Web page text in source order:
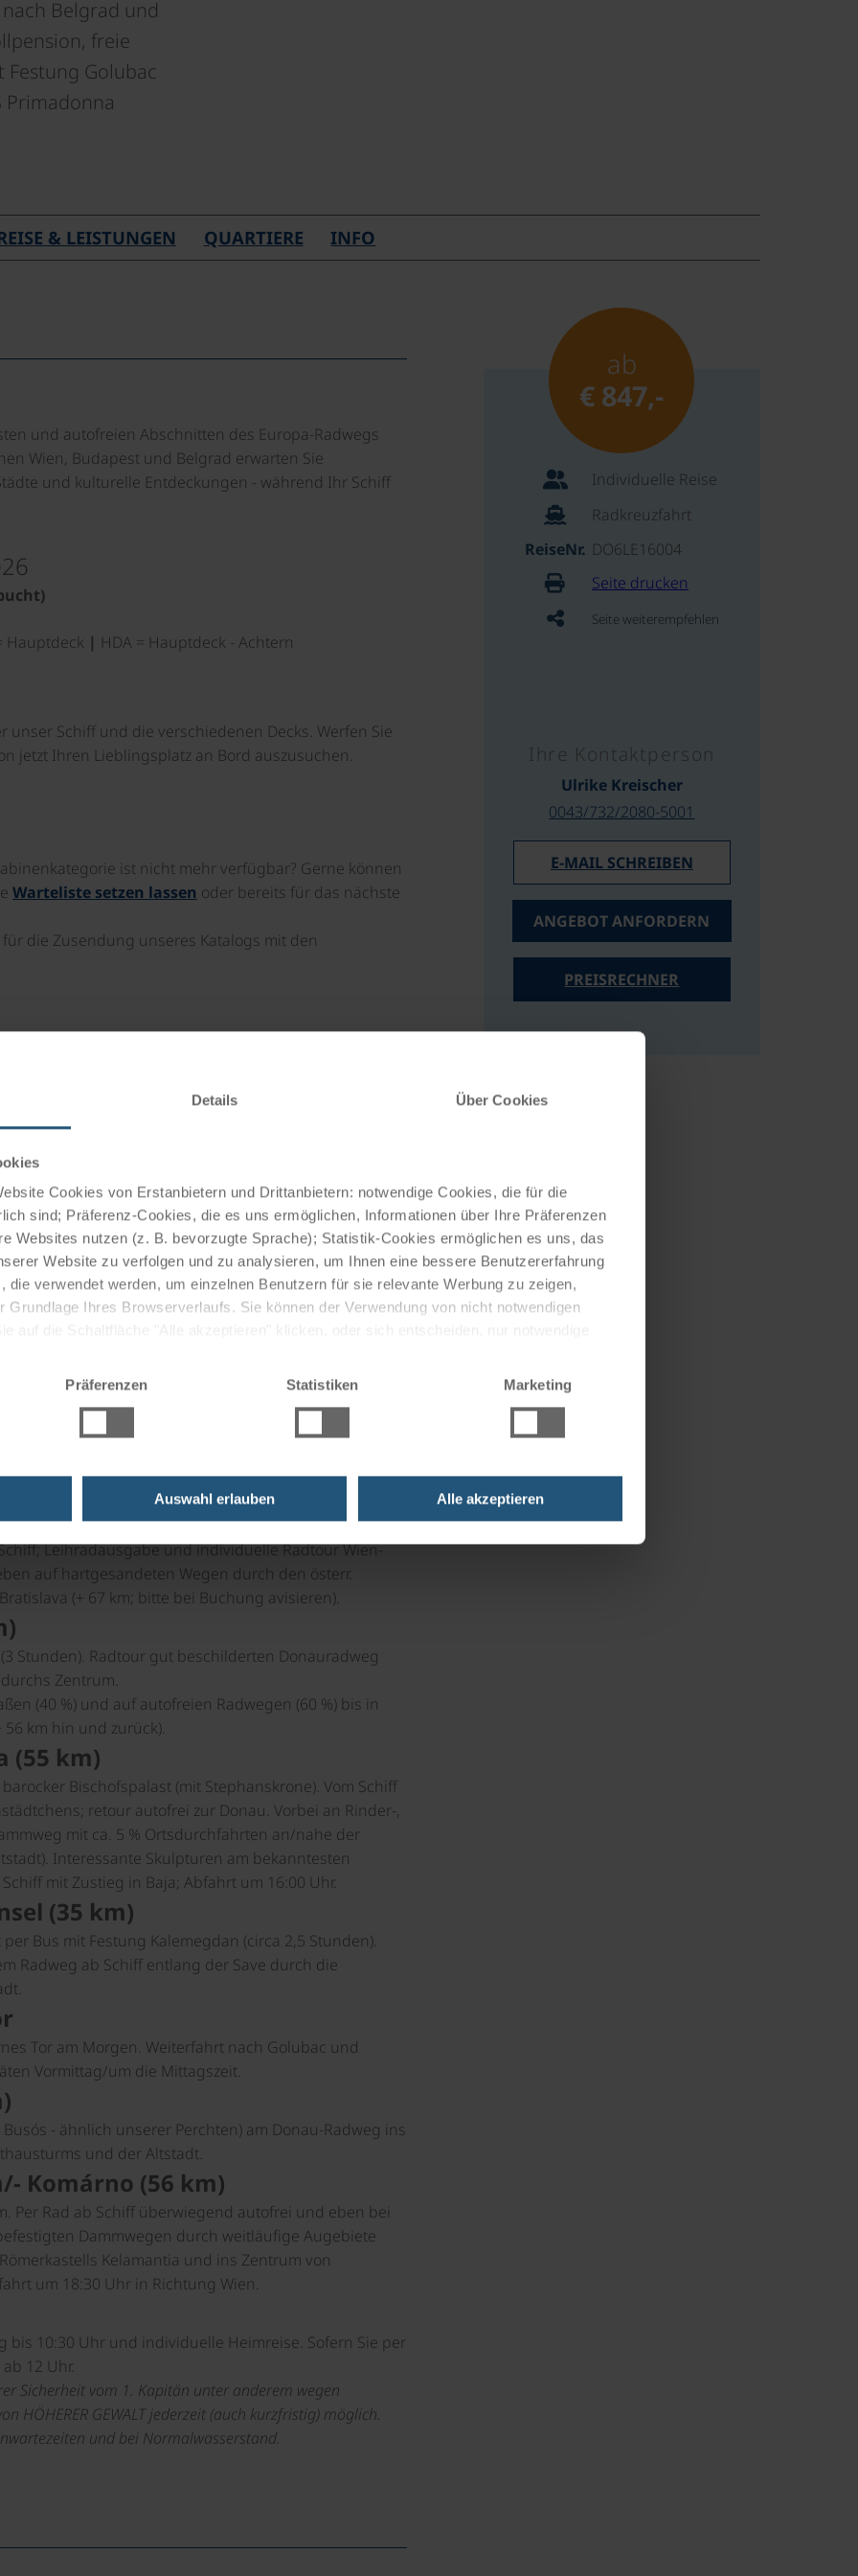
Details Über Cookies
Cookies von Erstanbietern und Drittanbietern: notwendige Cookies, die für die
sind; Präferenz-Cookies, die es uns ermöglichen, Informationen über Ihre Präferenzen
Websites nutzen (z. B. bevorzugte Sprache); Statistik-Cookies ermöglichen es uns, das
Website zu verfolgen und zu analysieren, um Ihnen eine bessere Benutzererfahrung
die verwendet werden, um einzelnen Benutzern für sie relevante Werbung zu zeigen,
Grundlage Ihres Browserverlaufs. Sie können der Verwendung von nicht notwendigen
Präferenzen Statistiken Marketing
Auswahl erlauben Alle akzeptieren
Belgrad und
freie
Golubac
& LEISTUNGEN QUARTIERE INFO
und autofreien Abschnitten des Europa-Radwegs
Wien, Budapest und Belgrad erwarten Sie
und kulturelle Entdeckungen - während Ihr Schiff
Hauptdeck | HDA = Hauptdeck - Achtern
Schiff und die verschiedenen Decks. Werfen Sie
jetzt Ihren Lieblingsplatz an Bord auszusuchen.
ist nicht mehr verfügbar? Gerne können
Warteliste setzen lassen oder bereits für das nächste
die Zusendung unseres Katalogs mit den
Serbien
Beschilderung
Nussdorf
um 15:00 Uhr vorbei am Nationalpark Donau-Auen
Bratislava.
Leihradausgabe und individuelle Radtour Wien-
auf hartgesandeten Wegen durch den österr.
(+ 67 km; bitte bei Buchung avisieren).
Stunden). Radtour gut beschilderten Donauradweg
Zentrum.
(40 %) und auf autofreien Radwegen (60 %) bis in
km hin und zurück).
(55 km)
Bischofspalast (mit Stephanskrone). Vom Schiff
retour autofrei zur Donau. Vorbei an Rinder-,
mit ca. 5 % Ortsdurchfahrten an/nahe der
Interessante Skulpturen am bekanntesten
mit Zustieg in Baja; Abfahrt um 16:00 Uhr.
(35 km)
Bus mit Festung Kalemegdan (circa 2,5 Stunden).
Radweg ab Schiff entlang der Save durch die
Tor am Morgen. Weiterfahrt nach Golubac und
Vormittag/um die Mittagszeit.
- ähnlich unserer Perchten) am Donau-Radweg ins
und der Altstadt.
Komárno (56 km)
Per Rad ab Schiff überwiegend autofrei und eben bei
Dammwegen durch weitläufige Augebiete
Kelamantia und ins Zentrum von
um 18:30 Uhr in Richtung Wien.
10:30 Uhr und individuelle Heimreise. Sofern Sie per
12 Uhr.
Sicherheit vom 1. Kapitän unter anderem wegen
HÖHERER GEWALT jederzeit (auch kurzfristig) möglich.
und bei Normalwasserstand.
ab
€ 847,-
Individuelle Reise
Radkreuzfahrt
ReiseNr. DO6LE16004
Seite drucken
Seite weiterempfehlen
Ihre Kontaktperson
Ulrike Kreischer
0043/732/2080-5001
E-MAIL SCHREIBEN
ANGEBOT ANFORDERN
PREISRECHNER